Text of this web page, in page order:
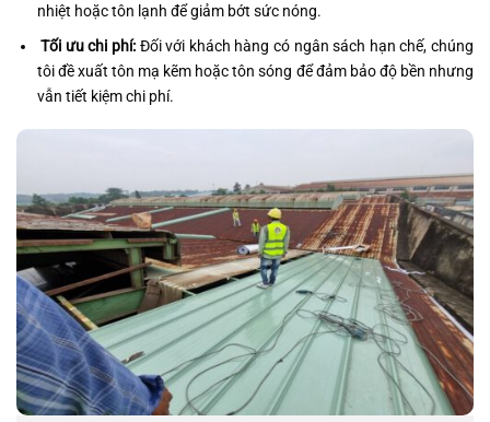
nhiệt hoặc tôn lạnh để giảm bớt sức nóng.
Tối ưu chi phí: Đối với khách hàng có ngân sách hạn chế, chúng
tôi đề xuất tôn mạ kẽm hoặc tôn sóng để đảm bảo độ bền nhưng
vẫn tiết kiệm chi phí.